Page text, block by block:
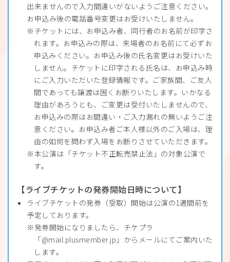
出来ませんので入力間違いがないようご注意ください。
お申込み後の電話番号変更はお受けいたしません。
チケットには、お申込み者、同行者のお名前が印字さ
れます。お申込みの際は、来場者のお名前にて必ずお
申込みください。お申込み後の氏名変更はお受けいた
しません。チケットに印字される氏名は、お申込み時
にご入力いただいた登録情報です。ご家族間、ご友人
間であっても譲渡は固くお断りいたします。いかなる
理由があろうとも、ご変更は受付いたしませんので、
お申込みの際はお間違い・ご入力漏れの無いようご注
意ください。お申込み者ご本人様以外のご入場は、理
由の如何を問わず入場をお断りさせていただきます。
本公演は「チケット不正転売禁止法」の対象公演で
す。
【ライブチケットの発券開始日時について】
ライブチケットの発券（受取）開始は公演の1週間前を
予定しております。
発券開始になりましたら、チケプラ
「@mail.plusmember.jp」からメールにてご案内いた
します。